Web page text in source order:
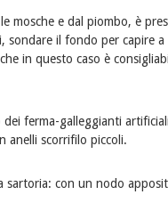
mosche e dal piombo, è
il fondo per capire
in questo caso è
ferma-galleggianti
anelli scorrifilo piccoli.
sartoria: con un nodo